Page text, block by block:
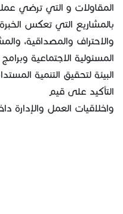
المقاولات و التي ترضي
بالمشاريع التي تعكس الخبرة
والاحتراف والمصداقية،
المسئولية الاجتماعية
البيئة لتحقيق التنمية
التأكيد على قيم
واخلاقيات العمل والإدارة